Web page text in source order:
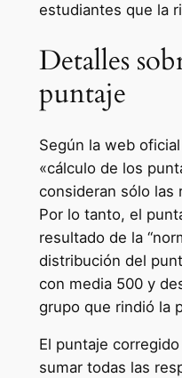
estudiantes que la
Detalles
puntaje
Según la web
«cálculo de los
consideran sólo las
Por lo tanto, el
resultado de la
distribución del
con media 500 y
grupo que rindió la
El puntaje
sumar todas las